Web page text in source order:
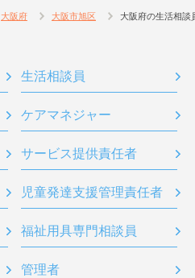
大阪府 大阪市旭区 大阪府の生活相談
生活相談員
ケアマネジャー
サービス提供責任者
児童発達支援管理責任者
福祉用具専門相談員
管理者